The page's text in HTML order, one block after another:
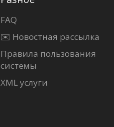
FAQ
✉️ Новостная рассылка
Правила пользования
системы
XML услуги